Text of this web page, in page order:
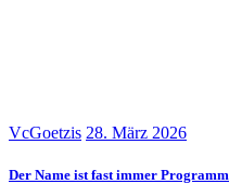
VcGoetzis 28. März 2026
Der Name ist fast immer Programm